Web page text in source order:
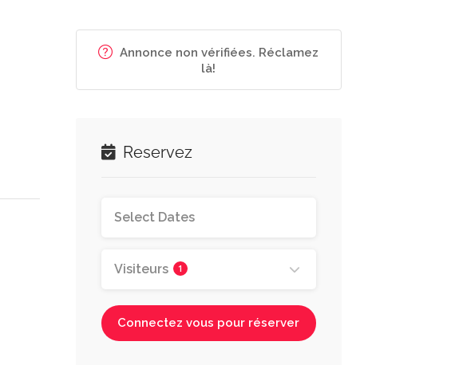
Annonce non vérifiées. Réclamez
là!
Reservez
Visiteurs 1
Connectez vous pour réserver